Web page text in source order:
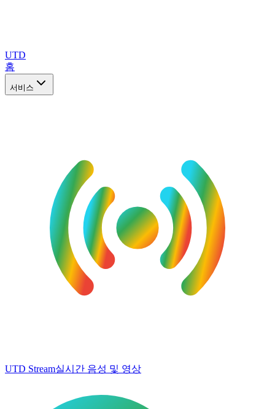
UTD
홈
서비스
UTD Stream실시간 음성 및 영상